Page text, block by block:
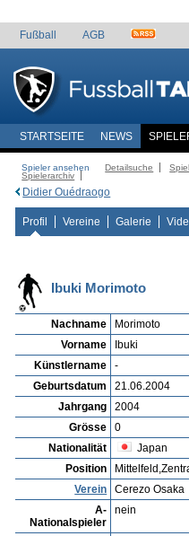
Fußball AGB
STARTSEITE NEWS
Spieler ansehen Detailsuche
Spielerarchiv
Didier Ouédraogo
Profil Vereine Galerie
Ibuki Morimoto
Nachname
Morimoto
Vorname
Ibuki
Künstlername
-
Geburtsdatum
21.06.2004
Jahrgang
2004
Grösse
0
Nationalität
Japan
Position
Verein
Cerezo Osaka
A-
Nationalspieler
nein